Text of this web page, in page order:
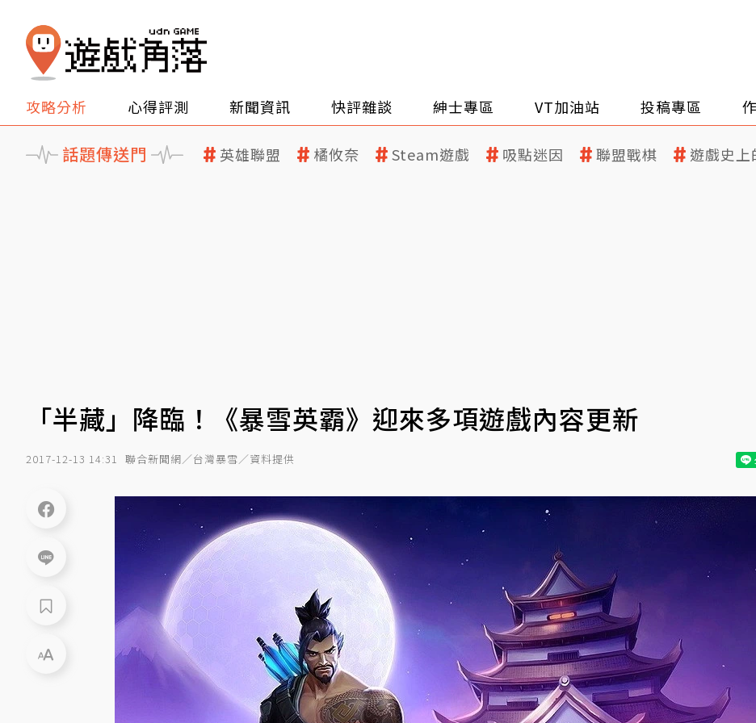
攻略分析 心得評測 新聞資訊 快評雜談 紳士專區 VT加油站 投稿專區
話題傳送門 英雄聯盟 橘攸奈 Steam遊戲 吸點迷因 聯盟戰棋 遊戲史上
「半藏」降臨！《暴雪英霸》迎來多項遊戲內容更新
2017-12-13 14:31 聯合新聞網／台灣暴雪／資料提供